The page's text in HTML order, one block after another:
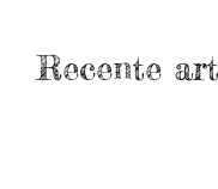
Recente